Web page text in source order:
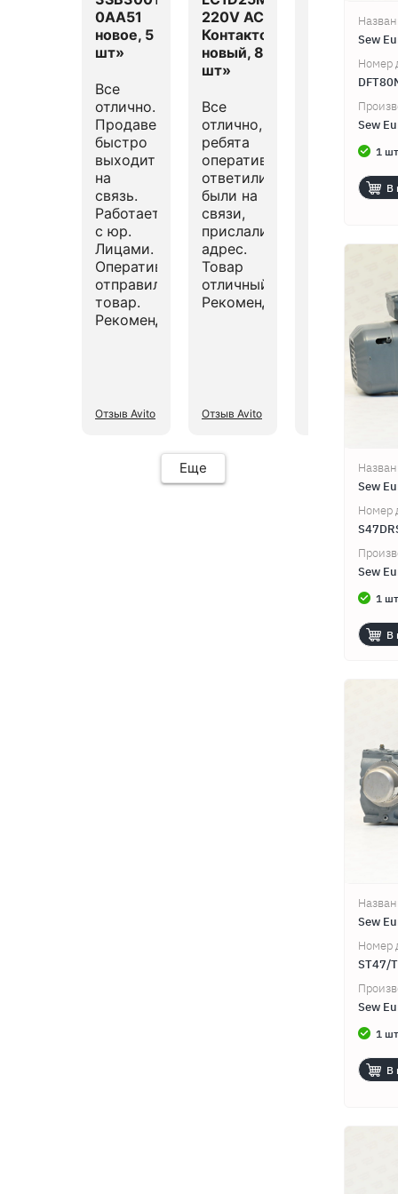
0AA51
новое, 5
шт»
Все
отлично.
Продавец
быстро
выходит
на
связь.
Работает
с юр.
Лицами.
Оперативно
отправил
товар.
Рекомендую.
Отзыв Avito
220V AC
Контактор,
новый, 8
шт»
Все
отлично,
ребята
оперативно
ответили,
были на
связи,
прислали
адрес.
Товар
отличный!
Рекомендую!
Отзыв Avito
3424 V1
новый, 1
быстро
эх, если
работали...,
было бы
счастье!
Еще
Sew
Номер
Sew
1
В
Sew
Номер
Sew
1
В
Sew
Номер
ST47/
Sew
1
В